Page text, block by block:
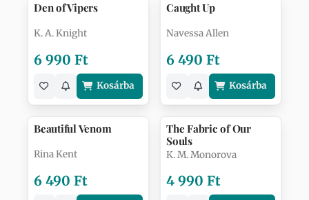
Den of Vipers
K. A. Knight
6 990 Ft
Kosárba
Caught Up
Navessa Allen
6 490 Ft
Kosárba
Beautiful Venom
Rina Kent
6 490 Ft
The Fabric of Our
Souls
K. M. Monorova
4 990 Ft